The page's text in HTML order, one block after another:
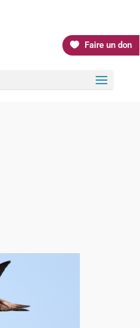
Faire un don